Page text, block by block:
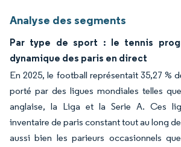
Analyse des segments
Par type de sport : le tennis
dynamique des paris en direct
En 2025, le football représentait 35,27 %
porté par des ligues mondiales telles
anglaise, la Liga et la Serie A. Ces
inventaire de paris constant tout au long
aussi bien les parieurs occasionnels